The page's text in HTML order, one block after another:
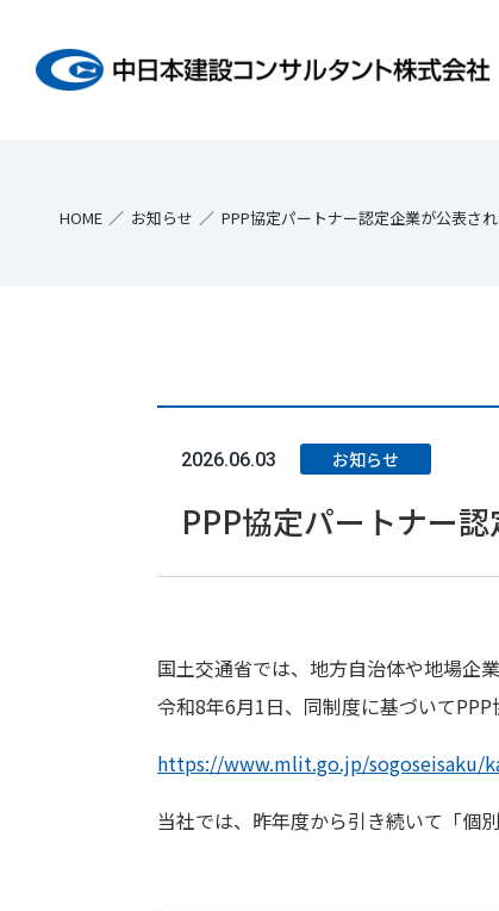
HOME お知らせ PPP協定パートナー認定企業が公表され
2026.06.03 お知らせ
PPP協定パートナー認
国土交通省では、地方自治体や地場企
令和8年6月1日、同制度に基づいて
https://www.mlit.go.jp/sogoseisaku/
当社では、昨年度から引き続いて「個